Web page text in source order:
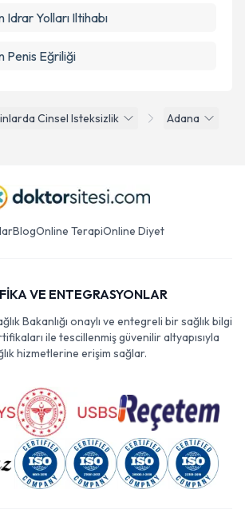
Cinsel Isteksizlik
Adana
Yolları Iltihabı
Penis Eğriliği
BlogOnline TerapiOnline Diyet
VE ENTEGRASYONLAR
Bakanlığı onaylı ve entegreli bir sağlık bilgi
ile tescillenmiş güvenilir altyapısıyla
hizmetlerine erişim sağlar.